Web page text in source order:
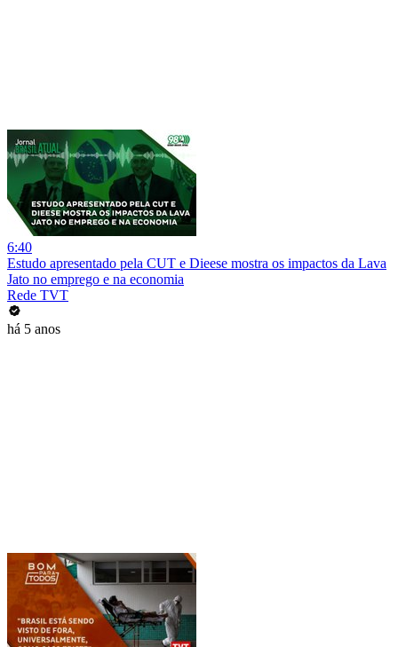
6:40
Estudo apresentado pela CUT e Dieese mostra os impactos da Lava
Jato no emprego e na economia
Rede TVT
há 5 anos